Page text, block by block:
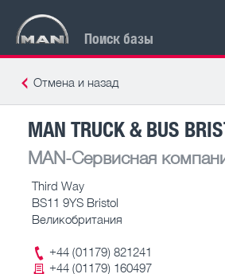
Поиск базы
Отмена и назад
MAN TRUCK & BUS
MAN-Сервисная
Third Way
BS11 9YS Bristol
Великобритания
+44 (01179) 821241
+44 (01179) 160497